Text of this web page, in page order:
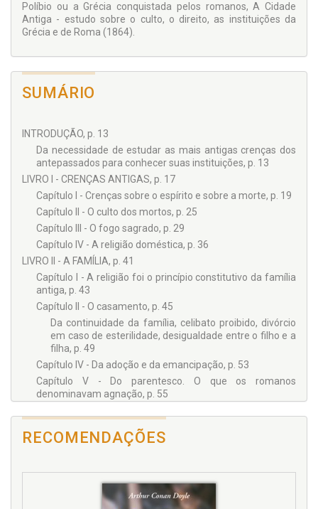
Políbio ou a Grécia conquistada pelos romanos, A Cidade
Antiga - estudo sobre o culto, o direito, as instituições da
Grécia e de Roma (1864).
SUMÁRIO
INTRODUÇÃO, p. 13
Da necessidade de estudar as mais antigas crenças dos
antepassados para conhecer suas instituições, p. 13
LIVRO I - CRENÇAS ANTIGAS, p. 17
Capítulo I - Crenças sobre o espírito e sobre a morte, p. 19
Capítulo II - O culto dos mortos, p. 25
Capítulo III - O fogo sagrado, p. 29
Capítulo IV - A religião doméstica, p. 36
LIVRO II - A FAMÍLIA, p. 41
Capítulo I - A religião foi o princípio constitutivo da família
antiga, p. 43
Capítulo II - O casamento, p. 45
Da continuidade da família, celibato proibido, divórcio
em caso de esterilidade, desigualdade entre o filho e a
filha, p. 49
Capítulo IV - Da adoção e da emancipação, p. 53
Capítulo V - Do parentesco. O que os romanos
denominavam agnação, p. 55
Capítulo VII - O direito de sucessão, p. 67
Capítulo VIII - A autoridade na família, p. 77
Capítulo X - A gens em Roma e na Grécia, p. 88
LIVRO III - A CIDADE, p. 101
RECOMENDAÇÕES